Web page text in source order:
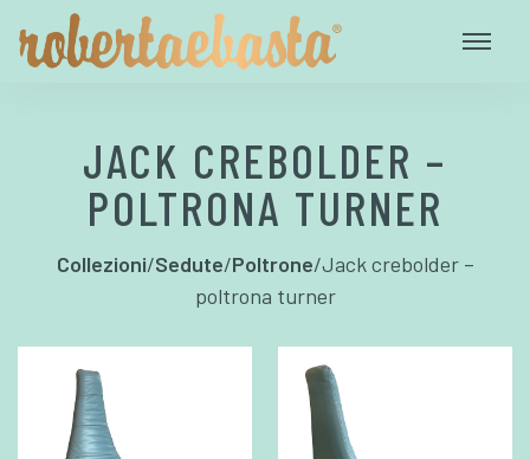
JACK CREBOLDER –
POLTRONA TURNER
Collezioni/Sedute/Poltrone/Jack crebolder –
poltrona turner